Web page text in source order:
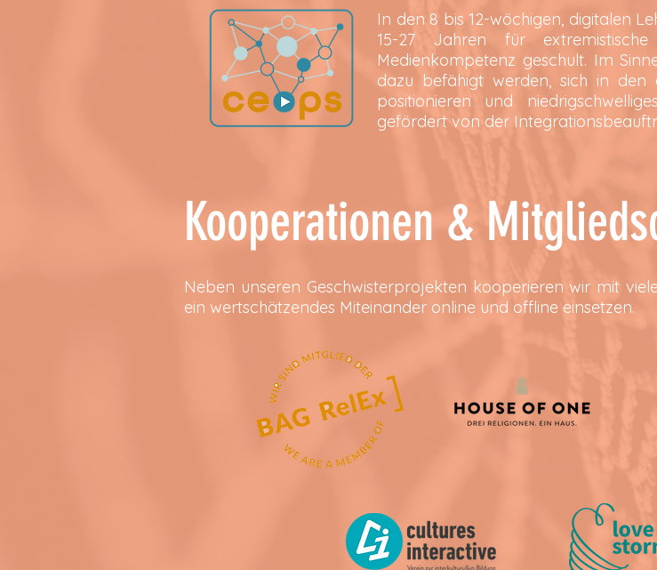
In den 8 bis 12-wöchigen, digitalen
15-27 Jahren für
Medienkompetenz geschult. Im
dazu befähigt werden, sich in den
positionieren und
gefördert von der
Kooperationen &
Neben unseren Geschwisterprojekten kooperieren wir mit
ein wertschätzendes Miteinander online und offline einsetzen.